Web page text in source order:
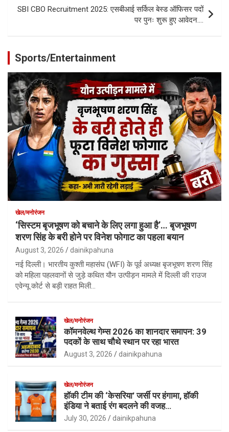
SBI CBO Recruitment 2025: एसबीआई सर्किल बेस्ड ऑफिसर पदों
पर पुनः शुरू हुए आवेदन….
Sports/Entertainment
खेल/मनोरंजन
‘सिस्टम बृजभूषण को बचाने के लिए लगा हुआ है’… बृजभूषण
शरण सिंह के बरी होने पर विनेश फोगाट का पहला बयान
August 3, 2026 dainikpahuna
नई दिल्ली। भारतीय कुश्ती महासंघ (WFI) के पूर्व अध्यक्ष बृजभूषण शरण सिंह
को महिला पहलवानों से जुड़े कथित यौन उत्पीड़न मामले में दिल्ली की राउज
एवेन्यू कोर्ट से बड़ी राहत मिली…
खेल/मनोरंजन
कॉमनवेल्थ गेम्स 2026 का शानदार समापन: 39
पदकों के साथ चौथे स्थान पर रहा भारत
August 3, 2026 dainikpahuna
खेल/मनोरंजन
हॉकी टीम की ‘केसरिया’ जर्सी पर हंगामा, हॉकी
इंडिया ने बताई रंग बदलने की वजह…
July 30, 2026 dainikpahuna